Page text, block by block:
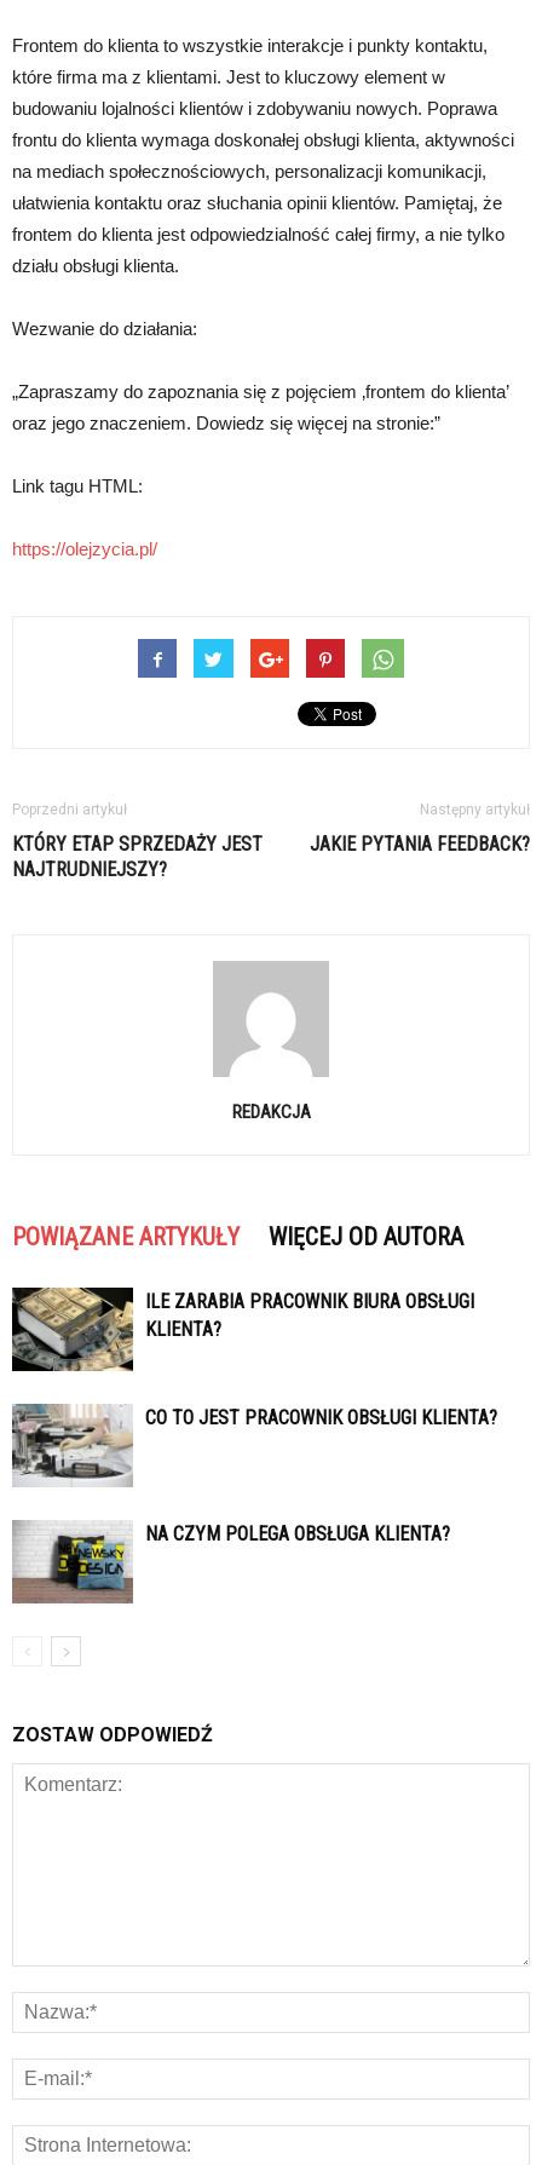
Frontem do klienta to wszystkie interakcje i punkty kontaktu,
które firma ma z klientami. Jest to kluczowy element w
budowaniu lojalności klientów i zdobywaniu nowych. Poprawa
frontu do klienta wymaga doskonałej obsługi klienta, aktywności
na mediach społecznościowych, personalizacji komunikacji,
ułatwienia kontaktu oraz słuchania opinii klientów. Pamiętaj, że
frontem do klienta jest odpowiedzialność całej firmy, a nie tylko
działu obsługi klienta.
Wezwanie do działania:
„Zapraszamy do zapoznania się z pojęciem ‚frontem do klienta’
oraz jego znaczeniem. Dowiedz się więcej na stronie:”
Link tagu HTML:
https://olejzycia.pl/
Poprzedni artykuł
KTÓRY ETAP SPRZEDAŻY JEST
NAJTRUDNIEJSZY?
Następny artykuł
JAKIE PYTANIA FEEDBACK?
REDAKCJA
POWIĄZANE ARTYKUŁY WIĘCEJ OD AUTORA
ILE ZARABIA PRACOWNIK BIURA OBSŁUGI
KLIENTA?
CO TO JEST PRACOWNIK OBSŁUGI KLIENTA?
NA CZYM POLEGA OBSŁUGA KLIENTA?
ZOSTAW ODPOWIEDŹ